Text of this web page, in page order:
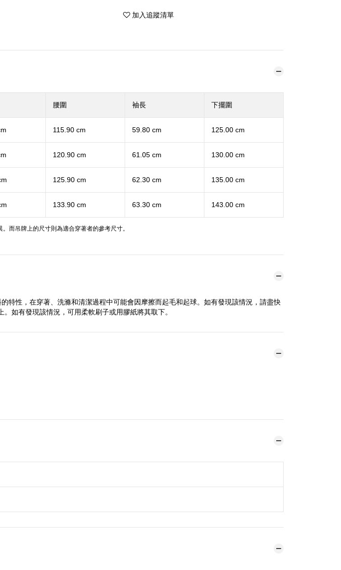
加入追蹤清單
腰圍 袖長 下擺圍
115.90 cm 59.80 cm 125.00 cm
120.90 cm 61.05 cm 130.00 cm
125.90 cm 62.30 cm 135.00 cm
133.90 cm 63.30 cm 143.00 cm
而吊牌上的尺寸則為適合穿著者的參考尺寸。
特性，在穿著、洗滌和清潔過程中可能會因摩擦而起毛和起球。如有發現該情況，請盡快
如有發現該情況，可用柔軟刷子或用膠紙將其取下。